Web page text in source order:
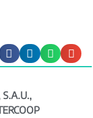
S.A.U.,